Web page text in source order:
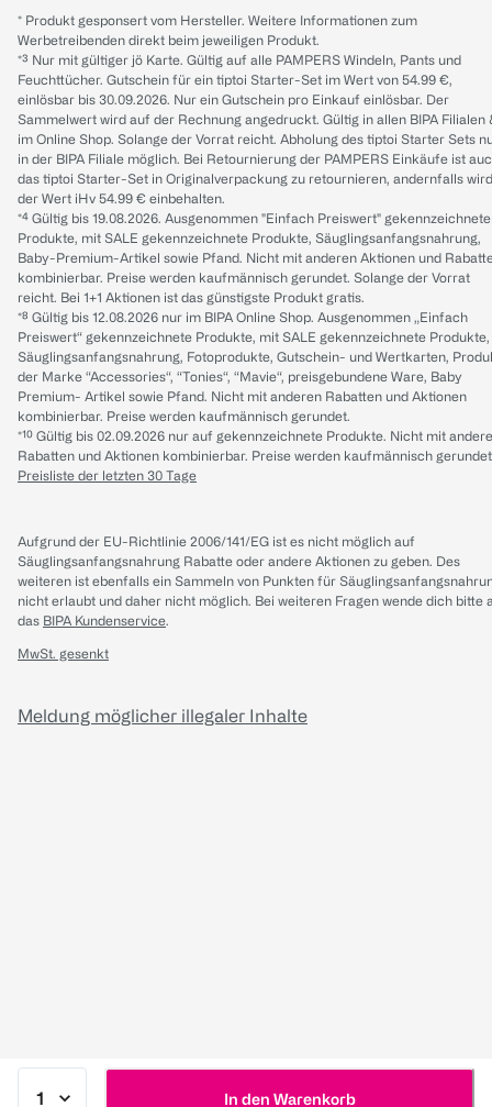
In den Warenkorb
* Produkt gesponsert vom Hersteller. Weitere Informationen zum
Werbetreibenden direkt beim jeweiligen Produkt.
*³ Nur mit gültiger jö Karte. Gültig auf alle PAMPERS Windeln, Pants und
Feuchttücher. Gutschein für ein tiptoi Starter-Set im Wert von 54.99 €,
einlösbar bis 30.09.2026. Nur ein Gutschein pro Einkauf einlösbar. Der
Sammelwert wird auf der Rechnung angedruckt. Gültig in allen BIPA Filialen
im Online Shop. Solange der Vorrat reicht. Abholung des tiptoi Starter Sets
in der BIPA Filiale möglich. Bei Retournierung der PAMPERS Einkäufe ist
das tiptoi Starter-Set in Originalverpackung zu retournieren, andernfalls wird
der Wert iHv 54.99 € einbehalten.
*⁴ Gültig bis 19.08.2026. Ausgenommen "Einfach Preiswert" gekennzeichnete
Produkte, mit SALE gekennzeichnete Produkte, Säuglingsanfangsnahrung,
Baby-Premium-Artikel sowie Pfand. Nicht mit anderen Aktionen und
kombinierbar. Preise werden kaufmännisch gerundet. Solange der Vorrat
reicht. Bei 1+1 Aktionen ist das günstigste Produkt gratis.
*⁸ Gültig bis 12.08.2026 nur im BIPA Online Shop. Ausgenommen „Einfach
Preiswert“ gekennzeichnete Produkte, mit SALE gekennzeichnete Produkte,
Säuglingsanfangsnahrung, Fotoprodukte, Gutschein- und Wertkarten,
der Marke “Accessories“, “Tonies“, “Mavie“, preisgebundene Ware, Baby
Premium- Artikel sowie Pfand. Nicht mit anderen Rabatten und Aktionen
kombinierbar. Preise werden kaufmännisch gerundet.
*¹⁰ Gültig bis 02.09.2026 nur auf gekennzeichnete Produkte. Nicht mit
Rabatten und Aktionen kombinierbar. Preise werden kaufmännisch
Preisliste der letzten 30 Tage
Aufgrund der EU-Richtlinie 2006/141/EG ist es nicht möglich auf
Säuglingsanfangsnahrung Rabatte oder andere Aktionen zu geben. Des
weiteren ist ebenfalls ein Sammeln von Punkten für
nicht erlaubt und daher nicht möglich. Bei weiteren Fragen wende dich bitte
das BIPA Kundenservice.
MwSt. gesenkt
Meldung möglicher illegaler Inhalte